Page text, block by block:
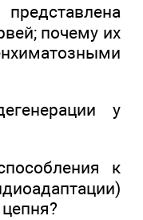
почему их
у
к